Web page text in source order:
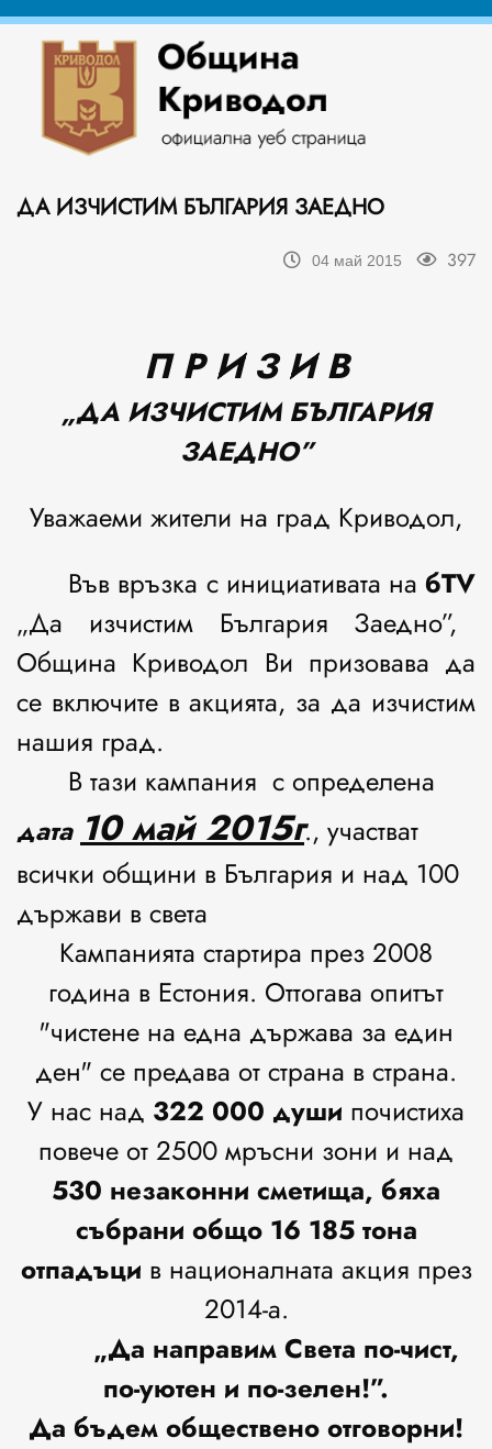
ДА ИЗЧИСТИМ БЪЛГАРИЯ ЗАЕДНО
04 май 2015 397
П Р И З И В
„ДА ИЗЧИСТИМ БЪЛГАРИЯ
ЗАЕДНО”
Уважаеми жители на град Криводол,
Във връзка с инициативата на бТV
„Да изчистим България Заедно”,
Община Криводол Ви призовава да
се включите в акцията, за да изчистим
нашия град.
В тази кампания с определена
дата10 май 2015г., участват
всички общини в България и над 100
държави в света
Кампанията стартира през 2008
година в Естония. Оттогава опитът
"чистене на една държава за един
ден" се предава от страна в страна.
У нас над 322 000 души почистиха
повече от 2500 мръсни зони и над
530 незаконни сметища, бяха
събрани общо 16 185 тона
отпадъци в националната акция през
2014-а.
„Да направим Света по-чист,
по-уютен и по-зелен!”.
Да бъдем обществено отговорни!